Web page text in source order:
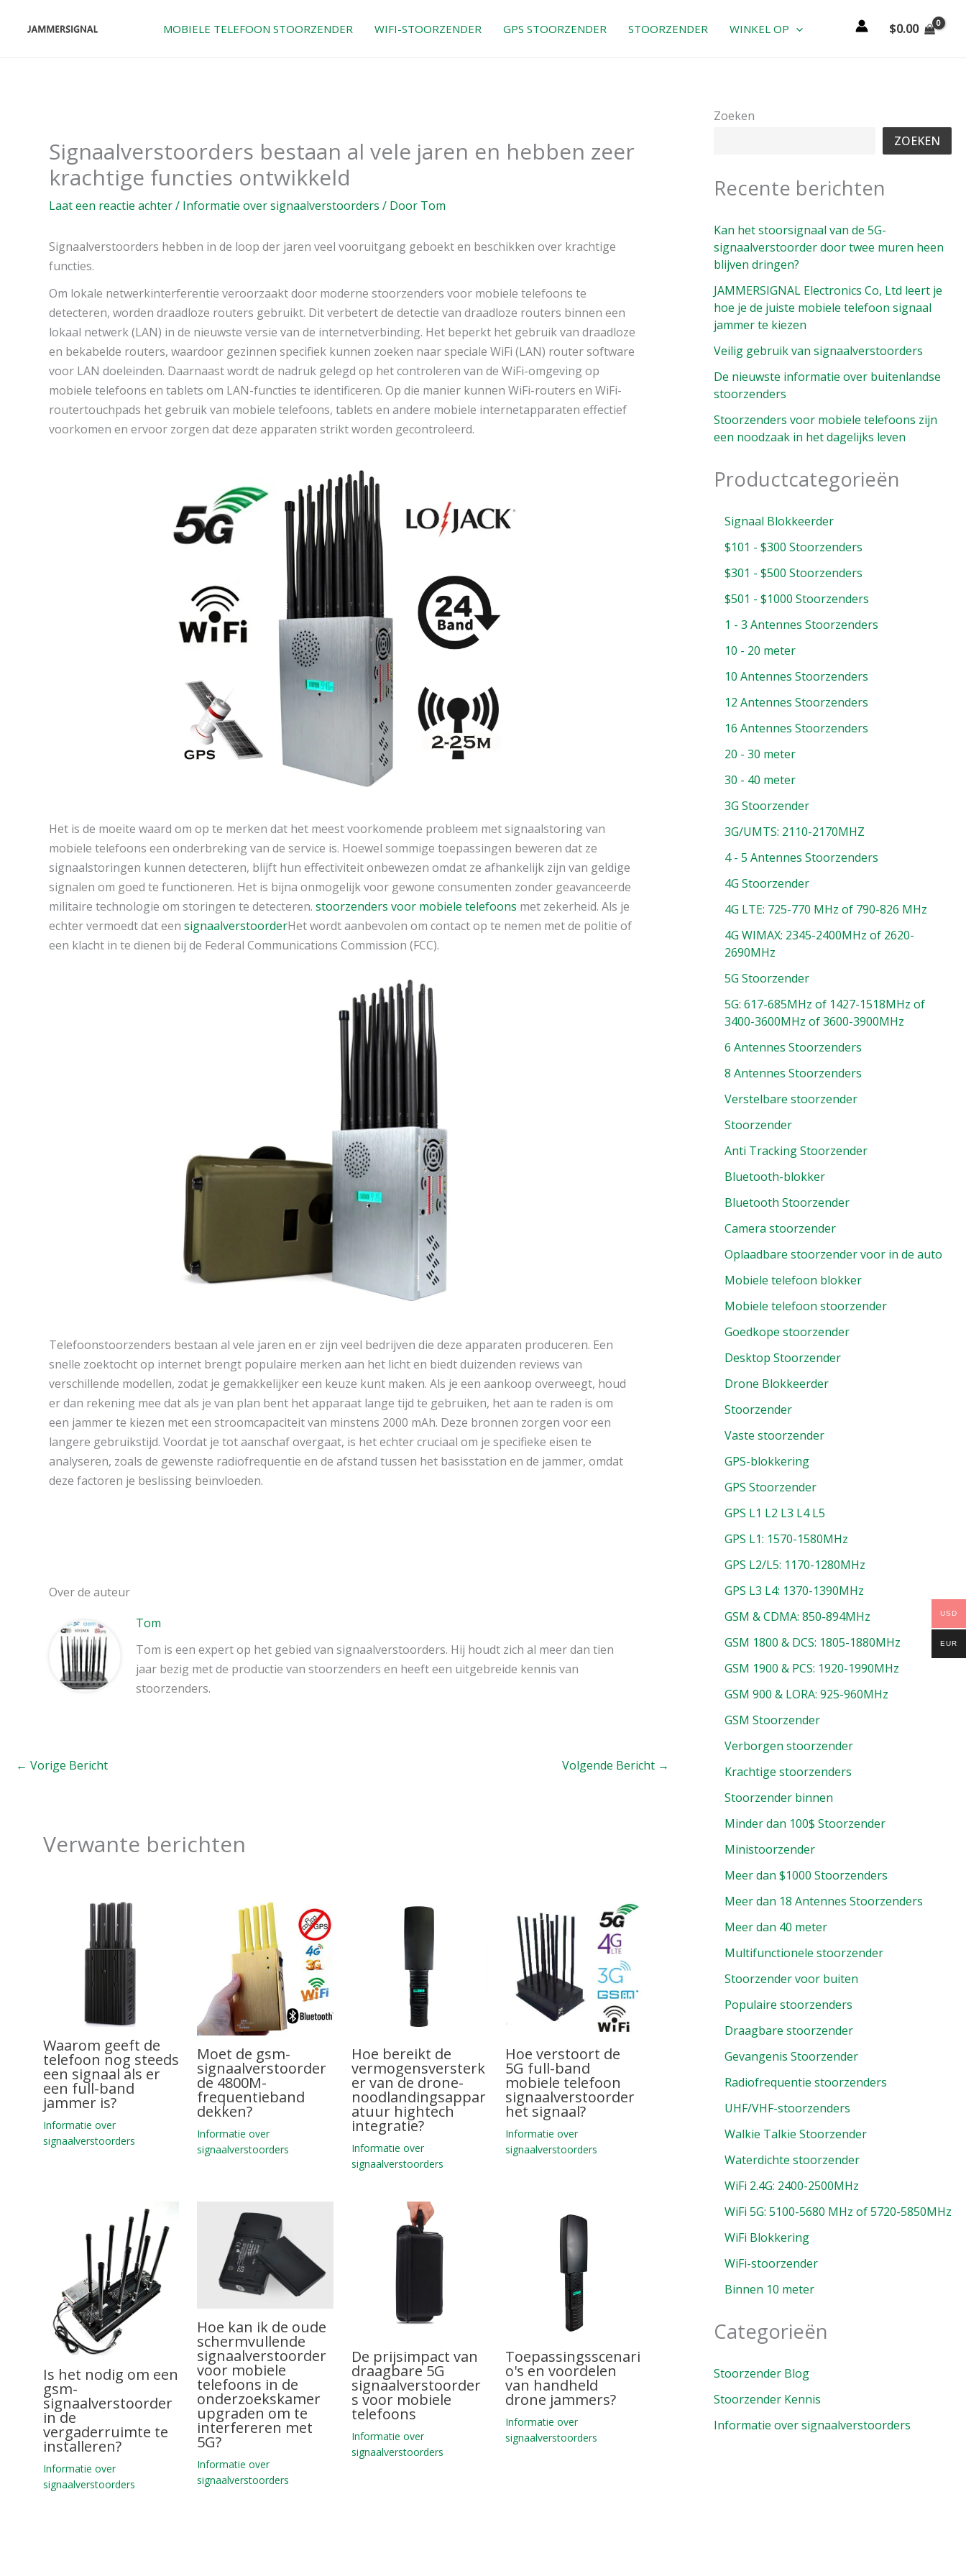
MOBIELE TELEFOON STOORZENDER WIFI-STOORZENDER GPS STOORZENDER STOORZENDER WINKEL OP $0.00
Signaalverstoorders bestaan al vele jaren en hebben zeer
krachtige functies ontwikkeld
Laat een reactie achter/ Informatie over signaalverstoorders / Door Tom
Signaalverstoorders hebben in de loop der jaren veel vooruitgang geboekt en beschikken over krachtige
functies.
Om lokale netwerkinterferentie veroorzaakt door moderne stoorzenders voor mobiele telefoons te
detecteren, worden draadloze routers gebruikt. Dit verbetert de detectie van draadloze routers binnen een
lokaal netwerk (LAN) in de nieuwste versie van de internetverbinding. Het beperkt het gebruik van draadloze
en bekabelde routers, waardoor gezinnen specifiek kunnen zoeken naar speciale WiFi (LAN) router software
voor LAN doeleinden. Daarnaast wordt de nadruk gelegd op het controleren van de WiFi-omgeving op
mobiele telefoons en tablets om LAN-functies te identificeren. Op die manier kunnen WiFi-routers en WiFi-
routertouchpads het gebruik van mobiele telefoons, tablets en andere mobiele internetapparaten effectief
voorkomen en ervoor zorgen dat deze apparaten strikt worden gecontroleerd.
Het is de moeite waard om op te merken dat het meest voorkomende probleem met signaalstoring van
mobiele telefoons een onderbreking van de service is. Hoewel sommige toepassingen beweren dat ze
signaalstoringen kunnen detecteren, blijft hun effectiviteit onbewezen omdat ze afhankelijk zijn van geldige
signalen om goed te functioneren. Het is bijna onmogelijk voor gewone consumenten zonder geavanceerde
militaire technologie om storingen te detecteren. stoorzenders voor mobiele telefoons met zekerheid. Als je
echter vermoedt dat een signaalverstoorderHet wordt aanbevolen om contact op te nemen met de politie of
een klacht in te dienen bij de Federal Communications Commission (FCC).
Telefoonstoorzenders bestaan al vele jaren en er zijn veel bedrijven die deze apparaten produceren. Een
snelle zoektocht op internet brengt populaire merken aan het licht en biedt duizenden reviews van
verschillende modellen, zodat je gemakkelijker een keuze kunt maken. Als je een aankoop overweegt, houd
er dan rekening mee dat als je van plan bent het apparaat lange tijd te gebruiken, het aan te raden is om
een jammer te kiezen met een stroomcapaciteit van minstens 2000 mAh. Deze bronnen zorgen voor een
langere gebruikstijd. Voordat je tot aanschaf overgaat, is het echter cruciaal om je specifieke eisen te
analyseren, zoals de gewenste radiofrequentie en de afstand tussen het basisstation en de jammer, omdat
deze factoren je beslissing beïnvloeden.
Over de auteur
Tom
Tom is een expert op het gebied van signaalverstoorders. Hij houdt zich al meer dan tien
jaar bezig met de productie van stoorzenders en heeft een uitgebreide kennis van
stoorzenders.
← Vorige Bericht Volgende Bericht →
Verwante berichten
Waarom geeft de
telefoon nog steeds
een signaal als er
een full-band
jammer is?
Informatie over
signaalverstoorders
Moet de gsm-
signaalverstoorder
de 4800M-
frequentieband
dekken?
Informatie over
signaalverstoorders
Hoe bereikt de
vermogensversterk
er van de drone-
noodlandingsappar
atuur hightech
integratie?
Informatie over
signaalverstoorders
Hoe verstoort de
5G full-band
mobiele telefoon
signaalverstoorder
het signaal?
Informatie over
signaalverstoorders
Is het nodig om een
gsm-
signaalverstoorder
in de
vergaderruimte te
installeren?
Informatie over
signaalverstoorders
Hoe kan ik de oude
schermvullende
signaalverstoorder
voor mobiele
telefoons in de
onderzoekskamer
upgraden om te
interfereren met
5G?
Informatie over
signaalverstoorders
De prijsimpact van
draagbare 5G
signaalverstoorder
s voor mobiele
telefoons
Informatie over
signaalverstoorders
Toepassingsscenari
o's en voordelen
van handheld
drone jammers?
Informatie over
signaalverstoorders
Zoeken
ZOEKEN
Recente berichten
Kan het stoorsignaal van de 5G-
signaalverstoorder door twee muren heen
blijven dringen?
JAMMERSIGNAL Electronics Co, Ltd leert je
hoe je de juiste mobiele telefoon signaal
jammer te kiezen
Veilig gebruik van signaalverstoorders
De nieuwste informatie over buitenlandse
stoorzenders
Stoorzenders voor mobiele telefoons zijn
een noodzaak in het dagelijks leven
Productcategorieën
Signaal Blokkeerder
$101 - $300 Stoorzenders
$301 - $500 Stoorzenders
$501 - $1000 Stoorzenders
1 - 3 Antennes Stoorzenders
10 - 20 meter
10 Antennes Stoorzenders
12 Antennes Stoorzenders
16 Antennes Stoorzenders
20 - 30 meter
30 - 40 meter
3G Stoorzender
3G/UMTS: 2110-2170MHZ
4 - 5 Antennes Stoorzenders
4G Stoorzender
4G LTE: 725-770 MHz of 790-826 MHz
4G WIMAX: 2345-2400MHz of 2620-
2690MHz
5G Stoorzender
5G: 617-685MHz of 1427-1518MHz of
3400-3600MHz of 3600-3900MHz
6 Antennes Stoorzenders
8 Antennes Stoorzenders
Verstelbare stoorzender
Stoorzender
Anti Tracking Stoorzender
Bluetooth-blokker
Bluetooth Stoorzender
Camera stoorzender
Oplaadbare stoorzender voor in de auto
Mobiele telefoon blokker
Mobiele telefoon stoorzender
Goedkope stoorzender
Desktop Stoorzender
Drone Blokkeerder
Stoorzender
Vaste stoorzender
GPS-blokkering
GPS Stoorzender
GPS L1 L2 L3 L4 L5
GPS L1: 1570-1580MHz
GPS L2/L5: 1170-1280MHz
GPS L3 L4: 1370-1390MHz
GSM & CDMA: 850-894MHz
GSM 1800 & DCS: 1805-1880MHz
GSM 1900 & PCS: 1920-1990MHz
GSM 900 & LORA: 925-960MHz
GSM Stoorzender
Verborgen stoorzender
Krachtige stoorzenders
Stoorzender binnen
Minder dan 100$ Stoorzender
Ministoorzender
Meer dan $1000 Stoorzenders
Meer dan 18 Antennes Stoorzenders
Meer dan 40 meter
Multifunctionele stoorzender
Stoorzender voor buiten
Populaire stoorzenders
Draagbare stoorzender
Gevangenis Stoorzender
Radiofrequentie stoorzenders
UHF/VHF-stoorzenders
Walkie Talkie Stoorzender
Waterdichte stoorzender
WiFi 2.4G: 2400-2500MHz
WiFi 5G: 5100-5680 MHz of 5720-5850MHz
WiFi Blokkering
WiFi-stoorzender
Binnen 10 meter
Categorieën
Stoorzender Blog
Stoorzender Kennis
Informatie over signaalverstoorders
USD
EUR